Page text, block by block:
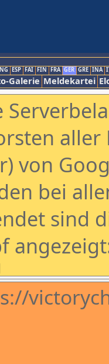
ESP FAI FIN FRA GER GRE INA
Galerie Meldekartei
aller
von
bei
sind